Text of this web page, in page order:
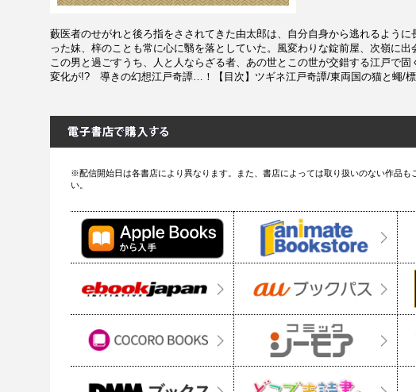
藪医者のせがれと後ろ指をさされてきた由太郎は、自分自身から逃れるよう
った妹、梓のことも常に心に翳を落としていた。風変わりな錠前屋、次嶺に出
この男と過ごすうち、人と人ならざる者、あの世とこの世が交錯する江戸で
変化が!? 導きの幻想江戸奇譚…！【目次】ツギネ江戸奇譚/東両国の猫と蠅/
※配信開始日は各書店により異なります。また、書店によっては取り扱いのない作品も
い。